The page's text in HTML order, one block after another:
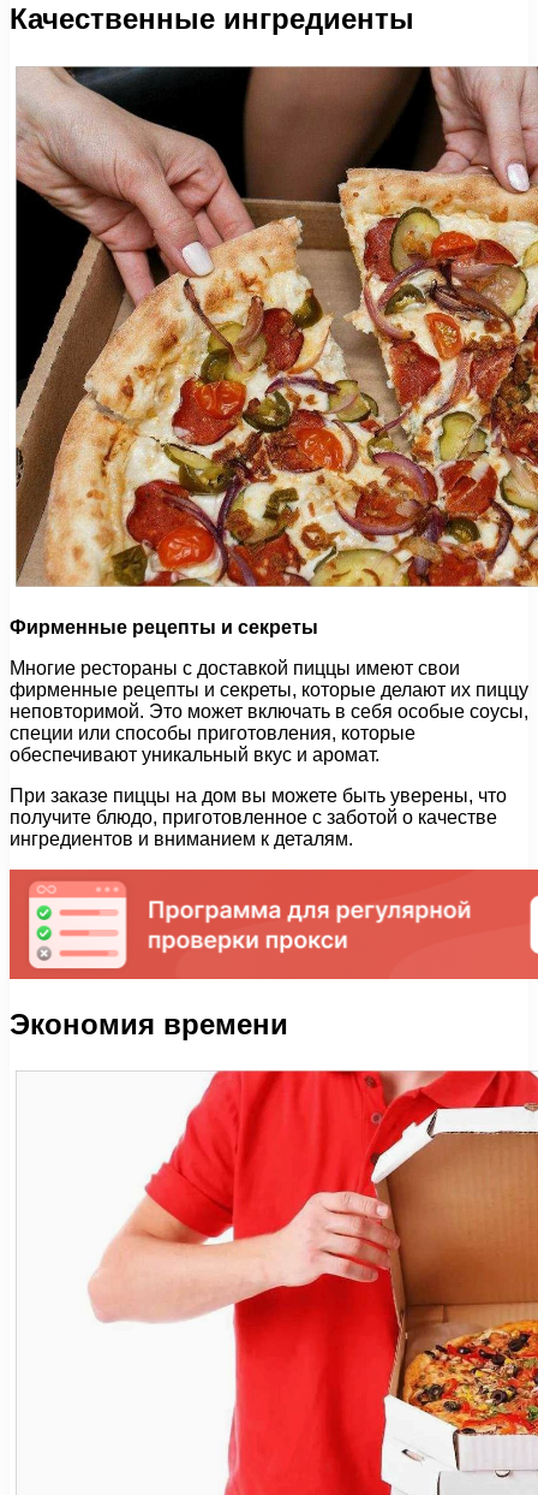
Качественные ингредиенты
Фирменные рецепты и секреты
Многие рестораны с доставкой пиццы имеют свои
фирменные рецепты и секреты, которые делают их пиццу
неповторимой. Это может включать в себя особые соусы,
специи или способы приготовления, которые
обеспечивают уникальный вкус и аромат.
При заказе пиццы на дом вы можете быть уверены, что
получите блюдо, приготовленное с заботой о качестве
ингредиентов и вниманием к деталям.
Экономия времени